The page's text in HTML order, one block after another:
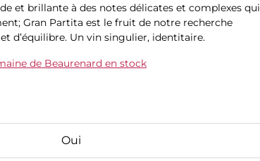
et brillante à des notes délicates et complexes qui
Gran Partita est le fruit de notre recherche
d’équilibre. Un vin singulier, identitaire.
de Beaurenard en stock
Oui